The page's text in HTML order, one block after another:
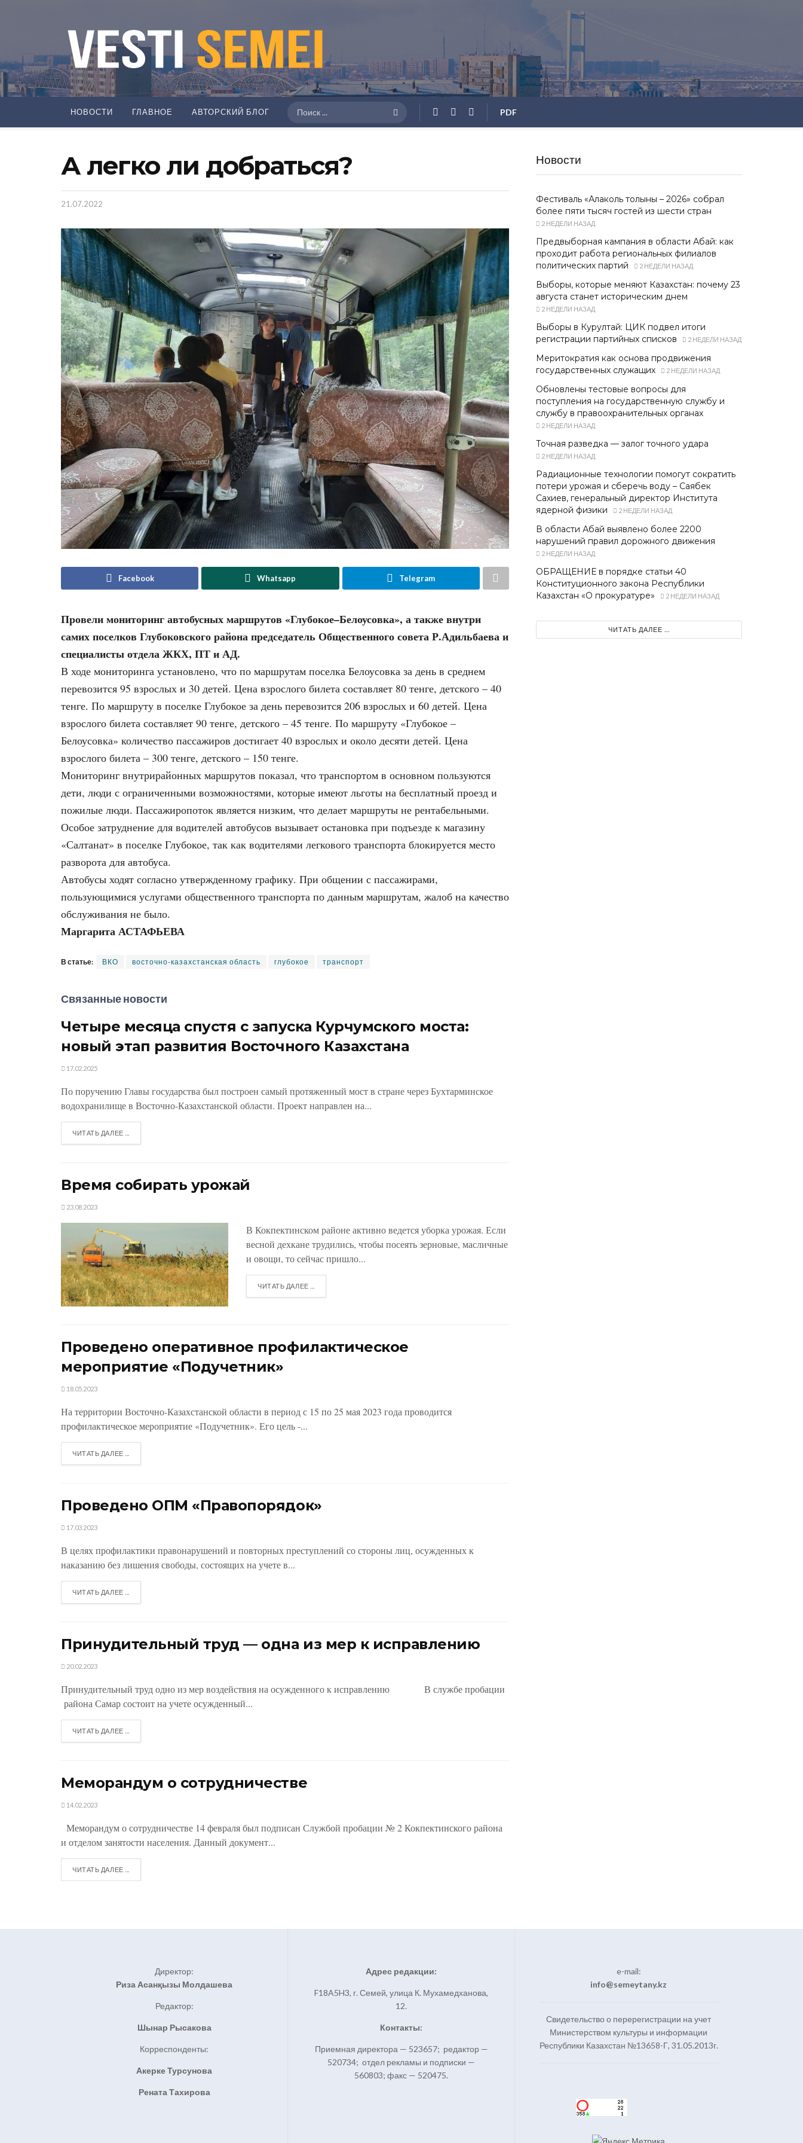
НОВОСТИ ГЛАВНОЕ АВТОРСКИЙ БЛОГ PDF
А легко ли добраться?
21.07.2022
Facebook Whatsapp Telegram
Провели мониторинг автобусных маршрутов «Глубокое–Белоусовка», а также внутри
самих поселков Глубоковского района председатель Общественного совета Р.Адильбаева и
специалисты отдела ЖКХ, ПТ и АД.
В ходе мониторинга установлено, что по маршрутам поселка Белоусовка за день в среднем
перевозится 95 взрослых и 30 детей. Цена взрослого билета составляет 80 тенге, детского – 40
тенге. По маршруту в поселке Глубокое за день перевозится 206 взрослых и 60 детей. Цена
взрослого билета составляет 90 тенге, детского – 45 тенге. По маршруту «Глубокое –
Белоусовка» количество пассажиров достигает 40 взрослых и около десяти детей. Цена
взрослого билета – 300 тенге, детского – 150 тенге.
Мониторинг внутрирайонных маршрутов показал, что транспортом в основном пользуются
дети, люди с ограниченными возможностями, которые имеют льготы на бесплатный проезд и
пожилые люди. Пассажиропоток является низким, что делает маршруты не рентабельными.
Особое затруднение для водителей автобусов вызывает остановка при подъезде к магазину
«Салтанат» в поселке Глубокое, так как водителями легкового транспорта блокируется место
разворота для автобуса.
Автобусы ходят согласно утвержденному графику. При общении с пассажирами,
пользующимися услугами общественного транспорта по данным маршрутам, жалоб на качество
обслуживания не было.
Маргарита АСТАФЬЕВА
В статье: ВКО восточно-казахстанская область глубокое транспорт
Связанные новости
Четыре месяца спустя с запуска Курчумского моста:
новый этап развития Восточного Казахстана
17.02.2025
По поручению Главы государства был построен самый протяженный мост в стране через Бухтарминское
водохранилище в Восточно-Казахстанской области. Проект направлен на...
ЧИТАТЬ ДАЛЕЕ ...
Время собирать урожай
23.08.2023
В Кокпектинском районе активно ведется уборка урожая. Если
весной дехкане трудились, чтобы посеять зерновые, масличные
и овощи, то сейчас пришло...
ЧИТАТЬ ДАЛЕЕ ...
Проведено оперативное профилактическое
мероприятие «Подучетник»
18.05.2023
На территории Восточно-Казахстанской области в период с 15 по 25 мая 2023 года проводится
профилактическое мероприятие «Подучетник». Его цель -...
ЧИТАТЬ ДАЛЕЕ ...
Проведено ОПМ «Правопорядок»
17.03.2023
В целях профилактики правонарушений и повторных преступлений со стороны лиц, осужденных к
наказанию без лишения свободы, состоящих на учете в...
ЧИТАТЬ ДАЛЕЕ ...
Принудительный труд — одна из мер к исправлению
20.02.2023
Принудительный труд одно из мер воздействия на осужденного к исправлению В службе пробации
района Самар состоит на учете осужденный...
ЧИТАТЬ ДАЛЕЕ ...
Меморандум о сотрудничестве
14.02.2023
Меморандум о сотрудничестве 14 февраля был подписан Службой пробации № 2 Кокпектинского района
и отделом занятости населения. Данный документ...
ЧИТАТЬ ДАЛЕЕ ...
Новости
Фестиваль «Алаколь толқыны – 2026» собрал
более пяти тысяч гостей из шести стран
2 НЕДЕЛИ НАЗАД
Предвыборная кампания в области Абай: как
проходит работа региональных филиалов
политических партий
2 НЕДЕЛИ НАЗАД
Выборы, которые меняют Казахстан: почему 23
августа станет историческим днем
2 НЕДЕЛИ НАЗАД
Выборы в Курултай: ЦИК подвел итоги
регистрации партийных списков
2 НЕДЕЛИ НАЗАД
Меритократия как основа продвижения
государственных служащих
2 НЕДЕЛИ НАЗАД
Обновлены тестовые вопросы для
поступления на государственную службу и
службу в правоохранительных органах
2 НЕДЕЛИ НАЗАД
Точная разведка — залог точного удара
2 НЕДЕЛИ НАЗАД
Радиационные технологии помогут сократить
потери урожая и сберечь воду – Саябек
Сахиев, генеральный директор Института
ядерной физики
2 НЕДЕЛИ НАЗАД
В области Абай выявлено более 2200
нарушений правил дорожного движения
2 НЕДЕЛИ НАЗАД
ОБРАЩЕНИЕ в порядке статьи 40
Конституционного закона Республики
Казахстан «О прокуратуре»
2 НЕДЕЛИ НАЗАД
ЧИТАТЬ ДАЛЕЕ ...
Директор:
Риза Асанқызы Молдашева
Редактор:
Шынар Рысакова
Корреспонденты:
Акерке Турсунова
Рената Тахирова
Адрес редакции:
F18A5H3, г. Семей, улица К. Мухамедханова,
12.
Контакты:
Приемная директора — 523657; редактор —
520734; отдел рекламы и подписки —
560803; факс — 520475.
e-mail:
info@semeytany.kz
Свидетельство о перерегистрации на учет
Министерством культуры и информации
Республики Казахстан №13658-Г, 31.05.2013г.